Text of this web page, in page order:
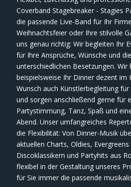
Coverband Stagebreaker - Stagies
die passende Live-Band für Ihr
Weihnachtsfeier oder Ihre stilvolle
uns genau richtig: Wir begleiten Ihr
für Ihre Ansprüche, Wünsche und
unterschiedlichen Besetzungen. Wir
beispielsweise Ihr Dinner dezent im
Wunsch auch Künstlerbegleitung
und sorgen anschließend gerne für
Partystimmung, Tanz, Spaß und
Abend. Unser umfangreiches
die Flexibilität: Von Dinner-Musik
aktuellen Charts, Oldies, Evergreens
Discoklassikern und Partyhits aus
flexibel in der Gestaltung unseres
für Sie immer die passende